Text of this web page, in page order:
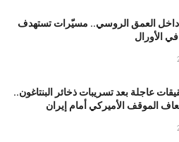
داخل العمق الروسي.. مسيّرات تستهدف
الأورال
عاجلة بعد تسريبات ذخائر البنتاغون..
الموقف الأميركي أمام إيران